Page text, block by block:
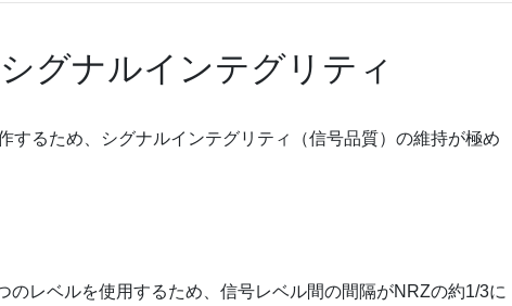
グナルインテグリティ
するため、シグナルインテグリティ（信号品質）の維持が極め
のレベルを使用するため、信号レベル間の間隔がNRZの約1/3に